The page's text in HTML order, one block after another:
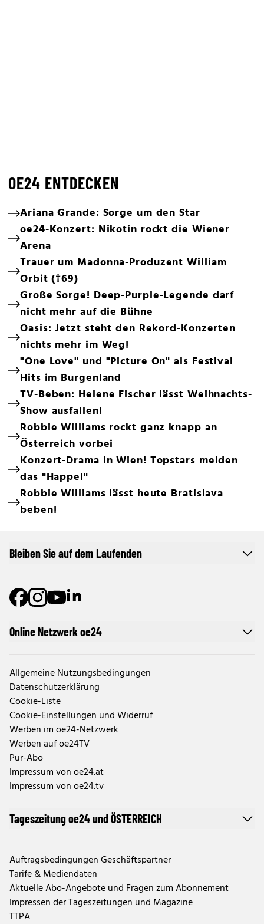
OE24 ENTDECKEN
Ariana Grande: Sorge um den Star
oe24-Konzert: Nikotin rockt die Wiener
Arena
Trauer um Madonna-Produzent William
Orbit (†69)
Große Sorge! Deep-Purple-Legende darf
nicht mehr auf die Bühne
Oasis: Jetzt steht den Rekord-Konzerten
nichts mehr im Weg!
"One Love" und "Picture On" als Festival
Hits im Burgenland
TV-Beben: Helene Fischer lässt Weihnachts-
Show ausfallen!
Robbie Williams rockt ganz knapp an
Österreich vorbei
Konzert-Drama in Wien! Topstars meiden
das "Happel"
Robbie Williams lässt heute Bratislava
beben!
Online Netzwerk oe24
Allgemeine Nutzungsbedingungen
Datenschutzerklärung
Cookie-Liste
Cookie-Einstellungen und Widerruf
Werben im oe24-Netzwerk
Werben auf oe24TV
Pur-Abo
Impressum von oe24.at
Impressum von oe24.tv
Tageszeitung oe24 und ÖSTERREICH
Auftragsbedingungen Geschäftspartner
Tarife & Mediendaten
Aktuelle Abo-Angebote und Fragen zum Abonnement
Impressen der Tageszeitungen und Magazine
TTPA
Bleiben Sie auf dem Laufenden